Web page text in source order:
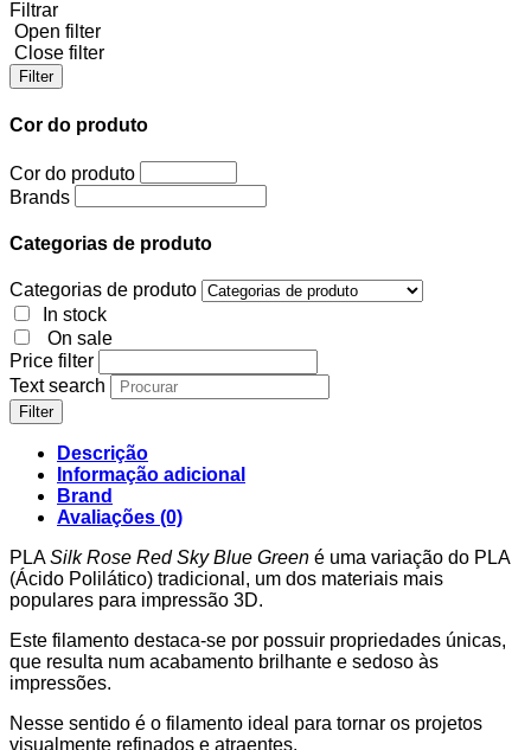
1Kg
Filtrar
Open filter
Close filter
Filter
Cor do produto
Cor do produto
Brands
Categorias de produto
Categorias de produto
In stock
On sale
Price filter
Text search
Filter
Descrição
Informação adicional
Brand
Avaliações (0)
PLASilk Rose Red Sky Blue Green é uma variação do PLA
(Ácido Polilático) tradicional, um dos materiais mais
populares para impressão 3D.
Este filamento destaca-se por possuir propriedades únicas,
que resulta num acabamento brilhante e sedoso às
impressões.
Nesse sentido é o filamento ideal para tornar os projetos
visualmente refinados e atraentes.